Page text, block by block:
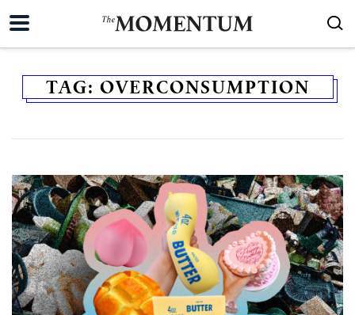
TAG: OVERCONSUMPTION